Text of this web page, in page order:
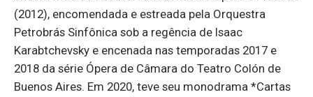
(2012), encomendada e estreada pela Orquestra
Petrobrás Sinfônica sob a regência de Isaac
Karabtchevsky e encenada nas temporadas 2017 e
2018 da série Ópera de Câmara do Teatro Colón de
Buenos Aires. Em 2020, teve seu monodrama *Cartas